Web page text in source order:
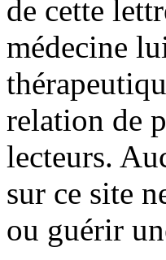
de cette
médecine
relation de
lecteurs.
sur ce site
ou guérir